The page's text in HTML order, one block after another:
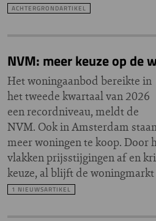
ACHTERGRONDARTIKEL
NVM: meer keuze op de
Het woningaanbod bereikte in
het tweede kwartaal van 2026
een recordniveau, meldt de
NVM. Ook in Amsterdam
meer woningen te koop. Door
vlakken prijsstijgingen af en
keuze, al blijft de woningmarkt
1 NIEUWSARTIKEL